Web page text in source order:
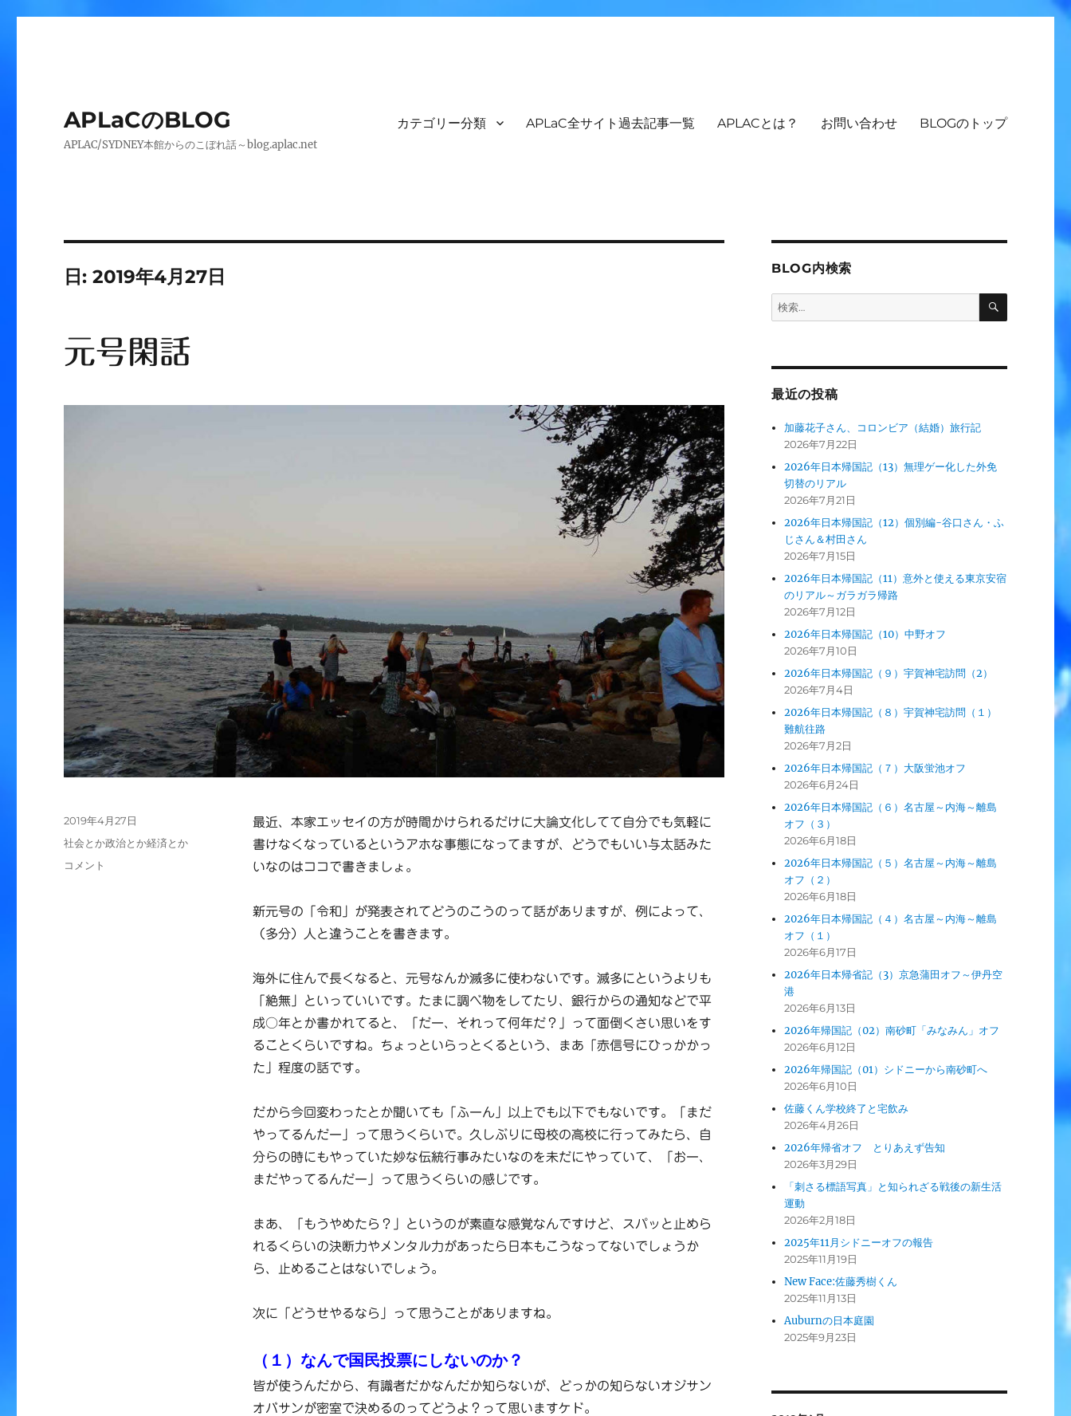
APLaCのBLOG
APLAC/SYDNEY本館からのこぼれ話～blog.aplac.net
カテゴリー分類 APLaC全サイト過去記事一覧 APLACとは？ お問い合わせ BLOGのトップ
日:2019年4月27日
元号閑話
最近、本家エッセイの方が時間かけられるだけに大論文化してて自分でも気軽に
書けなくなっているというアホな事態になってますが、どうでもいい与太話みた
いなのはココで書きましょ。
新元号の「令和」が発表されてどうのこうのって話がありますが、例によって、
（多分）人と違うことを書きます。
海外に住んで長くなると、元号なんか滅多に使わないです。滅多にというよりも
「絶無」といっていいです。たまに調べ物をしてたり、銀行からの通知などで平
成○年とか書かれてると、「だー、それって何年だ？」って面倒くさい思いをす
ることくらいですね。ちょっといらっとくるという、まあ「赤信号にひっかかっ
た」程度の話です。
だから今回変わったとか聞いても「ふーん」以上でも以下でもないです。「まだ
やってるんだー」って思うくらいで。久しぶりに母校の高校に行ってみたら、自
分らの時にもやっていた妙な伝統行事みたいなのを未だにやっていて、「おー、
まだやってるんだー」って思うくらいの感じです。
まあ、「もうやめたら？」というのが素直な感覚なんですけど、スパッと止めら
れるくらいの決断力やメンタル力があったら日本もこうなってないでしょうか
ら、止めることはないでしょう。
次に「どうせやるなら」って思うことがありますね。
（１）なんで国民投票にしないのか？
皆が使うんだから、有識者だかなんだか知らないが、どっかの知らないオジサン
オバサンが密室で決めるのってどうよ？って思いますケド。
投
稿
2019年4月27日
カ
社会とか政治とか経済とか
元
コメント
BLOG内検索
検
索:
検
最近の投稿
加藤花子さん、コロンビア（結婚）旅行記
2026年7月22日
2026年日本帰国記（13）無理ゲー化した外免
切替のリアル
2026年7月21日
2026年日本帰国記（12）個別編-谷口さん・ふ
じさん＆村田さん
2026年7月15日
2026年日本帰国記（11）意外と使える東京安宿
のリアル～ガラガラ帰路
2026年7月12日
2026年日本帰国記（10）中野オフ
2026年7月10日
2026年日本帰国記（９）宇賀神宅訪問（2）
2026年7月4日
2026年日本帰国記（８）宇賀神宅訪問（１）
難航往路
2026年7月2日
2026年日本帰国記（７）大阪蛍池オフ
2026年6月24日
2026年日本帰国記（６）名古屋～内海～離島
オフ（３）
2026年6月18日
2026年日本帰国記（５）名古屋～内海～離島
オフ（２）
2026年6月18日
2026年日本帰国記（４）名古屋～内海～離島
オフ（１）
2026年6月17日
2026年日本帰省記（3）京急蒲田オフ～伊丹空
港
2026年6月13日
2026年帰国記（02）南砂町「みなみん」オフ
2026年6月12日
2026年帰国記（01）シドニーから南砂町へ
2026年6月10日
佐藤くん学校終了と宅飲み
2026年4月26日
2026年帰省オフ とりあえず告知
2026年3月29日
「刺さる標語写真」と知られざる戦後の新生活
運動
2026年2月18日
2025年11月シドニーオフの報告
2025年11月19日
New Face:佐藤秀樹くん
2025年11月13日
Auburnの日本庭園
2025年9月23日